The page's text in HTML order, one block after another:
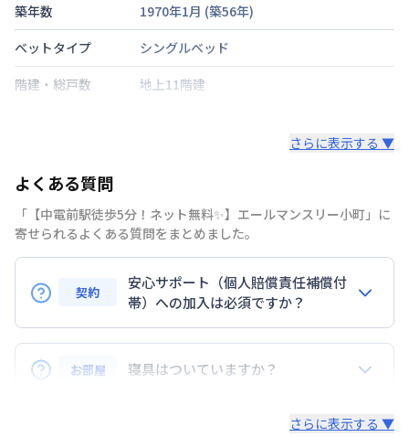
築年数
1970年1月 (築56年)
ベットタイプ
シングルベッド
階建・総戸数
地上11階建
禁煙・喫煙
交通 広島電鉄宇品線 中電前駅
定員
2名
駐車場
次回更新日
さらに表示する ▼
よくある質問
「【中電前駅徒歩5分！ネット無料✨】エールマンスリー小町」に
寄せられるよくある質問をまとめました。
契約
安心サポート（個人賠償責任補償付
帯）への加入は必須ですか？
はい。安心サポートへの加入は必須となります。料金
プランでは清掃料欄に期間によって設定されている費
用が含まれて表示されています。
ロング（210日〜365日未満）：7,700円/回
お部屋 寝具はついていますか？
さらに表示する ▼